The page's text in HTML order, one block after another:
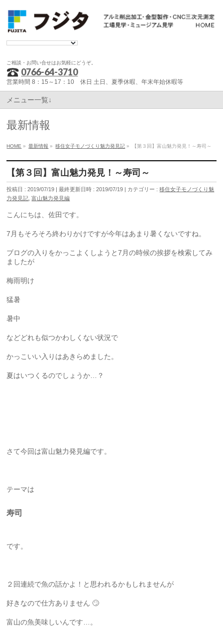
ご相談・お問い合せはお気軽にどうぞ。
0766-64-3710
営業時間 8：15～17：10 休日 土日、夏季休暇、年末年始休暇等
メニュー一覧↓
最新情報
HOME » 最新情報 » 移住女子モノづくり魅力発見記 » 【第３回】富山魅力発見！～寿司～
【第３回】富山魅力発見！～寿司～
投稿日 : 2019/07/19 最終更新日時 : 2019/07/19 カテゴリー :移住女子モノづくり魅
力発見記 ,富山魅力発見編
こんにちは、佐田です。
7月もそろそろ終わりかけですが今年はあまり暑くないですね。
ブログの入りをかっこよくしようと7月の時候の挨拶を検索してみ
ましたが
梅雨明け
猛暑
暑中
などどれも似つかわしくない状況で
かっこいい入りはあきらめました。
夏はいつくるのでしょうか…？
さて今回は富山魅力発見編です。
テーマは
寿司
です。
２回連続で魚の話かよ！と思われるかもしれませんが
好きなので仕方ありません 🙄
富山の魚美味しいんです…。